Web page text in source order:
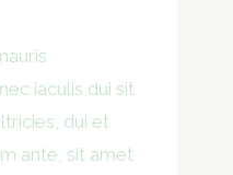
iaculis dui sit
dui et
ante, sit amet